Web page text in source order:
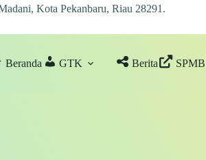
Kota Pekanbaru, Riau 28291 .
Beranda GTK Berita SPMB